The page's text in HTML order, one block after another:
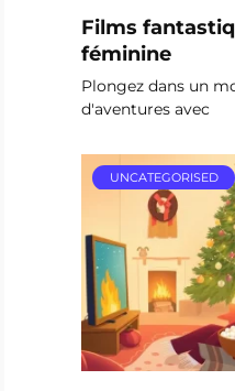
Films
féminine
Plongez dans un
d'aventures avec
UNCATEGORISED